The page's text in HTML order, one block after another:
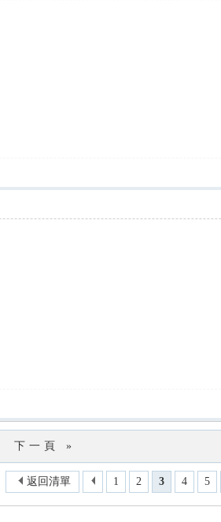
下一頁 »
1 2 3 4 5
返回清單